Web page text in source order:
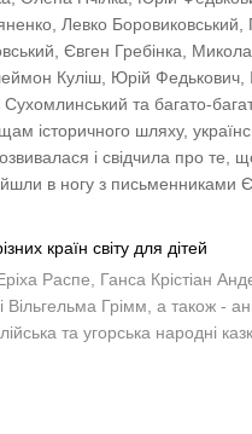
Левко Боровиковський,
Євген Гребінка,
Куліш, Юрій Федькович,
Сухомлинський та багато-
історичного шляху,
і свідчила про те,
в ногу з письменниками
країн світу для дітей
Распе, Ганса Крістіан
Вільгельма Грімм, а також -
та угорська народні